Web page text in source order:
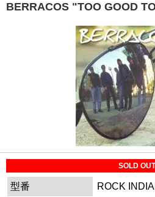
BERRACOS "TOO GOOD
SOLD OUT
型番
ROCK